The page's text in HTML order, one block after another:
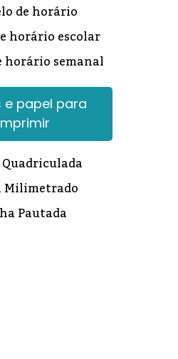
de horário
horário escolar
horário semanal
e papel para
Milimetrado
Pautada